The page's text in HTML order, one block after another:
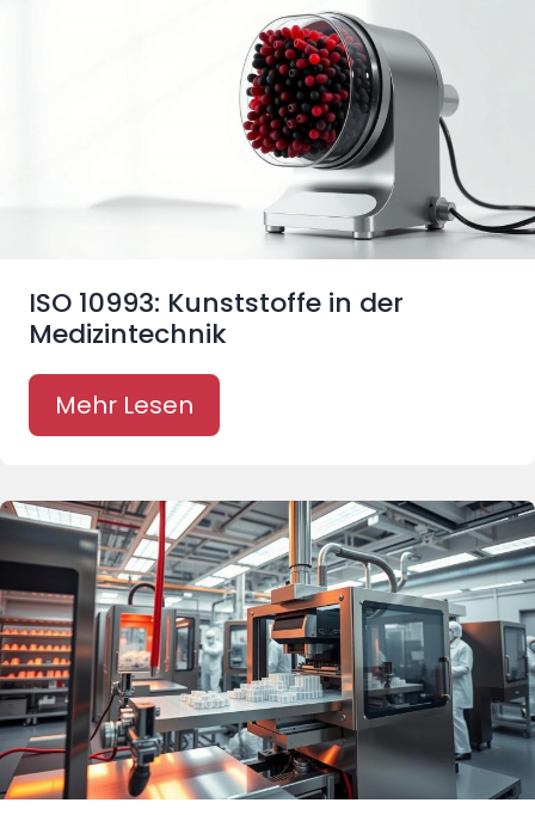
ISO 10993: Kunststoffe in der
Medizintechnik
Mehr Lesen